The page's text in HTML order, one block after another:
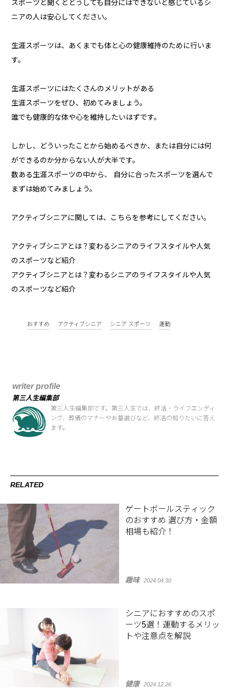
スポーツと聞くとどうしても自分にはできないと感じているシ
ニアの人は安心してください。
生涯スポーツは、あくまでも体と心の健康維持のために行いま
す。
生涯スポーツにはたくさんのメリットがある
生涯スポーツをぜひ、初めてみましょう。
誰でも健康的な体や心を維持したいはずです。
しかし、どういったことから始めるべきか、または自分には何
ができるのか分からない人が大半です。
数ある生涯スポーツの中から、 自分に合ったスポーツを選んで
まずは始めてみましょう。
アクティブシニアに関しては、こちらを参考にしてください。
アクティブシニアとは？変わるシニアのライフスタイルや人気
のスポーツなど紹介
アクティブシニアとは？変わるシニアのライフスタイルや人気
のスポーツなど紹介
おすすめ アクティブシニア シニア スポーツ 運動
writer profile
第三人生編集部
第三人生編集部です。第三人生では、終活・ライフエンディ
ング、葬儀のマナーやお墓選びなど、終活の知りたいに答え
ます。
RELATED
ゲートボールスティック
のおすすめ 選び方・金額
相場も紹介！
趣味 2024.04.30
シニアにおすすめのスポ
ーツ5選！運動するメリッ
トや注意点を解説
健康 2024.12.26